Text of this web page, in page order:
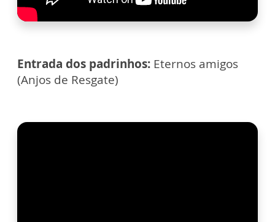
Entrada dos padrinhos: Eternos amigos
(Anjos de Resgate)